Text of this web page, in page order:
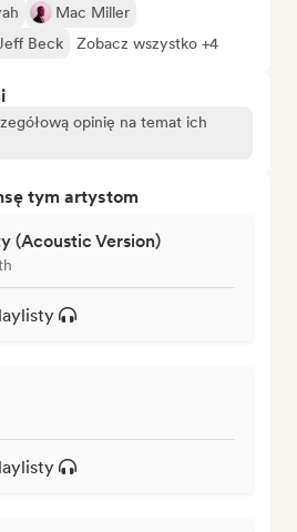
Mac Miller
Beck Zobacz wszystko +4
opinię na temat ich
tym artystom
(Acoustic Version)